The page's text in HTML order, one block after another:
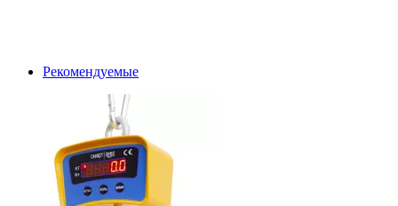
Рекомендуемые